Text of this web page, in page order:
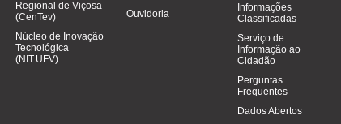
Regional de Viçosa
(CenTev)
Núcleo de Inovação
Tecnológica
(NIT.UFV)
Ouvidoria
Informações
Classificadas
Serviço de
Informação ao
Cidadão
Perguntas
Frequentes
Dados Abertos